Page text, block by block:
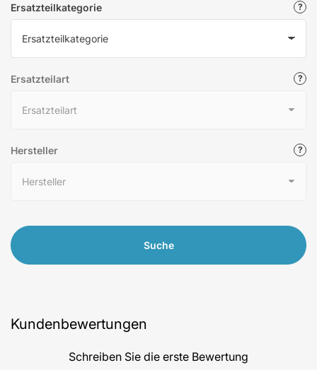
Ersatzteilkategorie
Ersatzteilart
Hersteller
Suche
Kundenbewertungen
Schreiben Sie die erste Bewertung